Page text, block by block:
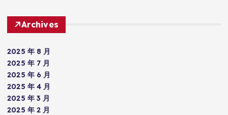
Archives
2025 年 8 月
2025 年 7 月
2025 年 6 月
2025 年 4 月
2025 年 3 月
2025 年 2 月